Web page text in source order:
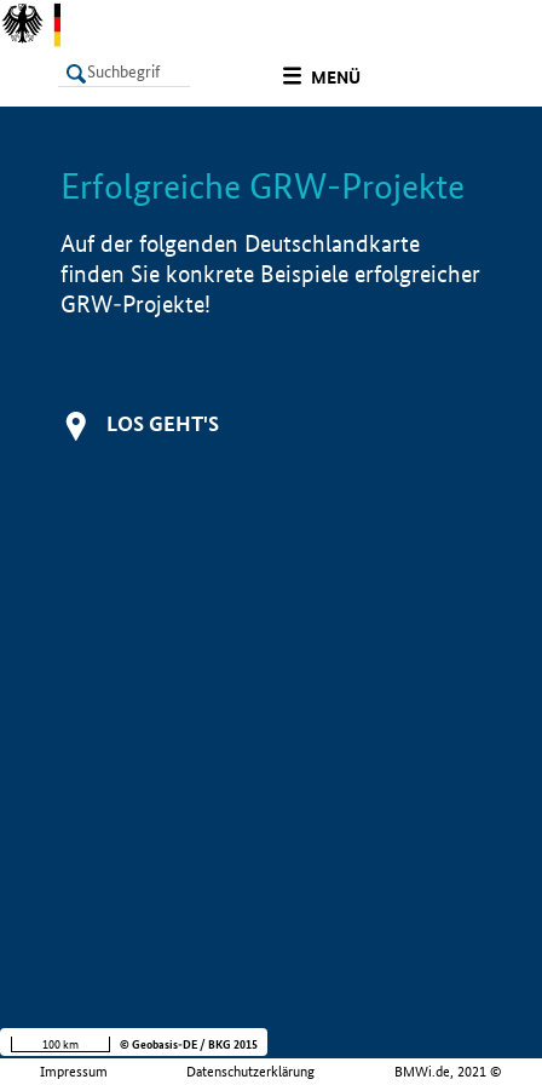
MENÜ
LISTE Info
Erfolgreiche GRW-Projekte
Auf der folgenden Deutschlandkarte
finden Sie konkrete Beispiele erfolgreicher
GRW-Projekte!
LOS GEHT'S
Impressum Datenschutzerklärung BMWi.de, 2021 ©
100 km © Geobasis-DE / BKG 2015